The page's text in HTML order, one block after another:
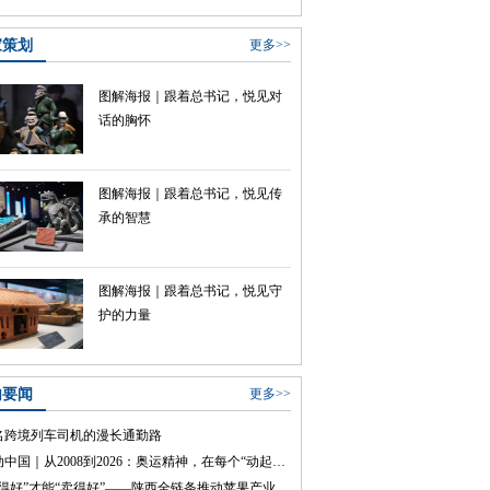
划 更多>>
图解海报｜跟着总书记，悦见对
话的胸怀
图解海报｜跟着总书记，悦见传
承的智慧
图解海报｜跟着总书记，悦见守
护的力量
闻 更多>>
跨境列车司机的漫长通勤路
声动中国｜从2008到2026：奥运精神，在每个“动起来”的瞬间